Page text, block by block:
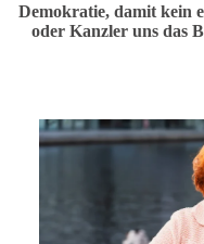
Demokratie, damit kein
oder Kanzler uns das